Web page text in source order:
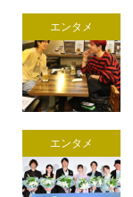
エンタメ
エンタメ